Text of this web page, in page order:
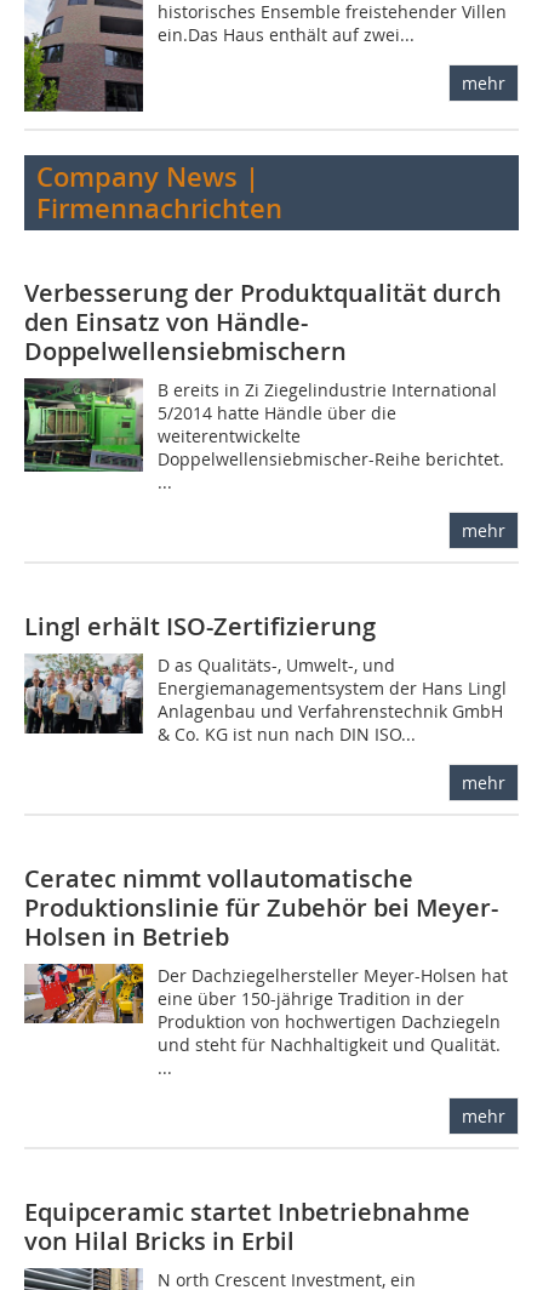
historisches Ensemble freistehender Villen
ein.Das Haus enthält auf zwei...
mehr
Company News |
Firmennachrichten
Verbesserung der Produktqualität durch
den Einsatz von Händle-
Doppelwellensiebmischern
B ereits in Zi Ziegelindustrie International
5/2014 hatte Händle über die
weiterentwickelte
Doppelwellensiebmischer-Reihe berichtet.
...
mehr
Lingl erhält ISO-Zertifizierung
D as Qualitäts-, Umwelt-, und
Energiemanagementsystem der Hans Lingl
Anlagenbau und Verfahrenstechnik GmbH
& Co. KG ist nun nach DIN ISO...
mehr
Ceratec nimmt vollautomatische
Produktionslinie für Zubehör bei Meyer-
Holsen in Betrieb
Der Dachziegelhersteller Meyer-Holsen hat
eine über 150-jährige Tradition in der
Produktion von hochwertigen Dachziegeln
und steht für Nachhaltigkeit und Qualität.
...
mehr
Equipceramic startet Inbetriebnahme
von Hilal Bricks in Erbil
N orth Crescent Investment, ein